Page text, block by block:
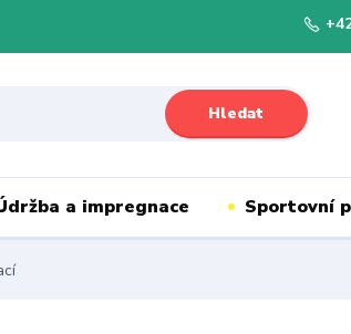
Hledat
a impregnace Sportovní